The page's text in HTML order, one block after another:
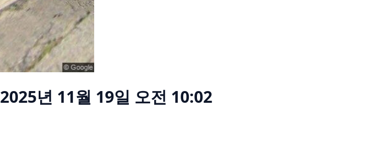
2025년 11월 19일 오전 10:02